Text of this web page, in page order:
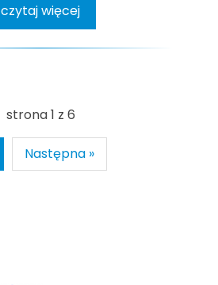
czytaj więcej
strona 1 z 6
Następna »